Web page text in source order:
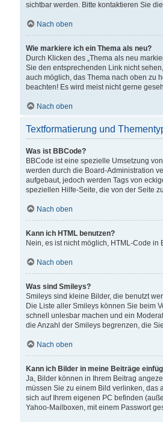
sichtbar werden. Bitte kontaktieren Sie
Nach oben
Wie markiere ich ein Thema als neu?
Durch Klicken des „Thema als neu
Sie den entsprechenden Link nicht
auch möglich, das Thema nach oben zu
beachten! Es wird meist nicht gerne
Nach oben
Textformatierung und
Was ist BBCode?
BBCode ist eine spezielle Umsetzung
werden durch die Board-Administration
aufgebaut, jedoch werden Tags von
speziellen Hilfe-Seite, die von der Seite
Nach oben
Kann ich HTML benutzen?
Nein, es ist nicht möglich, HTML-Code
Nach oben
Was sind Smileys?
Smileys sind kleine Bilder, die benutzt
Die Liste aller Smileys können Sie beim
schnell unlesbar machen und ein
die Anzahl der Smileys begrenzen, die
Nach oben
Kann ich Bilder in meine Beiträge
Ja, Bilder können in Ihrem Beitrag
müssen Sie zu einem Bild verlinken, das
sich auf Ihrem eigenen PC befinden
Yahoo-Mailboxen, mit einem Passwort